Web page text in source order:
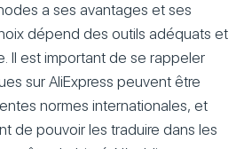
a ses avantages et ses
dépend des outils adéquats et
Il est important de se rappeler
sur AliExpress peuvent être
normes internationales, et
de pouvoir les traduire dans les